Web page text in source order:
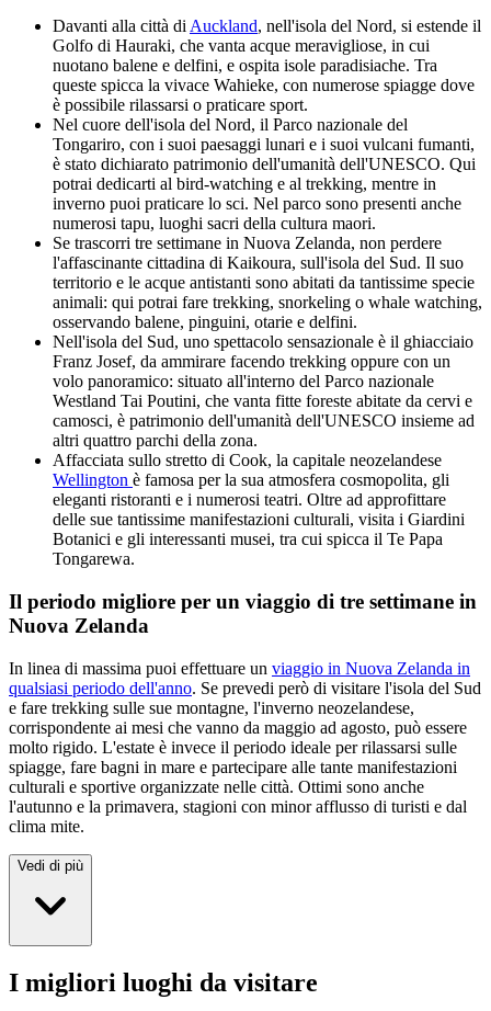
Davanti alla città di Auckland, nell'isola del Nord, si estende il
Golfo di Hauraki, che vanta acque meravigliose, in cui
nuotano balene e delfini, e ospita isole paradisiache. Tra
queste spicca la vivace Wahieke, con numerose spiagge dove
è possibile rilassarsi o praticare sport.
Nel cuore dell'isola del Nord, il Parco nazionale del
Tongariro, con i suoi paesaggi lunari e i suoi vulcani fumanti,
è stato dichiarato patrimonio dell'umanità dell'UNESCO. Qui
potrai dedicarti al bird-watching e al trekking, mentre in
inverno puoi praticare lo sci. Nel parco sono presenti anche
numerosi tapu, luoghi sacri della cultura maori.
Se trascorri tre settimane in Nuova Zelanda, non perdere
l'affascinante cittadina di Kaikoura, sull'isola del Sud. Il suo
territorio e le acque antistanti sono abitati da tantissime specie
animali: qui potrai fare trekking, snorkeling o whale watching,
osservando balene, pinguini, otarie e delfini.
Nell'isola del Sud, uno spettacolo sensazionale è il ghiacciaio
Franz Josef, da ammirare facendo trekking oppure con un
volo panoramico: situato all'interno del Parco nazionale
Westland Tai Poutini, che vanta fitte foreste abitate da cervi e
camosci, è patrimonio dell'umanità dell'UNESCO insieme ad
altri quattro parchi della zona.
Affacciata sullo stretto di Cook, la capitale neozelandese
Wellington è famosa per la sua atmosfera cosmopolita, gli
eleganti ristoranti e i numerosi teatri. Oltre ad approfittare
delle sue tantissime manifestazioni culturali, visita i Giardini
Botanici e gli interessanti musei, tra cui spicca il Te Papa
Tongarewa.
Il periodo migliore per un viaggio di tre settimane in
Nuova Zelanda
In linea di massima puoi effettuare un viaggio in Nuova Zelanda in
qualsiasi periodo dell'anno. Se prevedi però di visitare l'isola del Sud
e fare trekking sulle sue montagne, l'inverno neozelandese,
corrispondente ai mesi che vanno da maggio ad agosto, può essere
molto rigido. L'estate è invece il periodo ideale per rilassarsi sulle
spiagge, fare bagni in mare e partecipare alle tante manifestazioni
culturali e sportive organizzate nelle città. Ottimi sono anche
l'autunno e la primavera, stagioni con minor afflusso di turisti e dal
clima mite.
Vedi di più
I migliori luoghi da visitare